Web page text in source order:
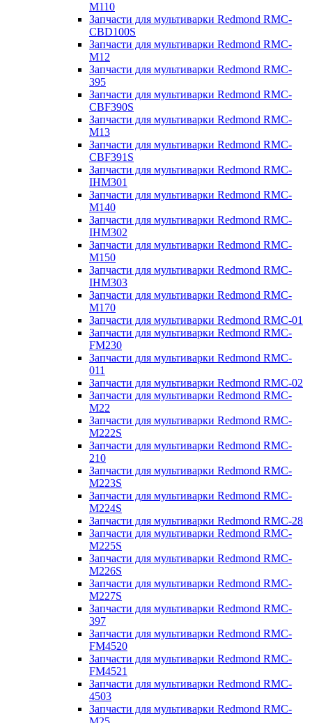
M110
Запчасти для мультиварки Redmond RMC-
CBD100S
Запчасти для мультиварки Redmond RMC-
M12
Запчасти для мультиварки Redmond RMC-
395
Запчасти для мультиварки Redmond RMC-
CBF390S
Запчасти для мультиварки Redmond RMC-
M13
Запчасти для мультиварки Redmond RMC-
CBF391S
Запчасти для мультиварки Redmond RMC-
IHM301
Запчасти для мультиварки Redmond RMC-
M140
Запчасти для мультиварки Redmond RMC-
IHM302
Запчасти для мультиварки Redmond RMC-
M150
Запчасти для мультиварки Redmond RMC-
IHM303
Запчасти для мультиварки Redmond RMC-
M170
Запчасти для мультиварки Redmond RMC-01
Запчасти для мультиварки Redmond RMC-
FM230
Запчасти для мультиварки Redmond RMC-
011
Запчасти для мультиварки Redmond RMC-02
Запчасти для мультиварки Redmond RMC-
M22
Запчасти для мультиварки Redmond RMC-
M222S
Запчасти для мультиварки Redmond RMC-
210
Запчасти для мультиварки Redmond RMC-
M223S
Запчасти для мультиварки Redmond RMC-
M224S
Запчасти для мультиварки Redmond RMC-28
Запчасти для мультиварки Redmond RMC-
M225S
Запчасти для мультиварки Redmond RMC-
M226S
Запчасти для мультиварки Redmond RMC-
M227S
Запчасти для мультиварки Redmond RMC-
397
Запчасти для мультиварки Redmond RMC-
FM4520
Запчасти для мультиварки Redmond RMC-
FM4521
Запчасти для мультиварки Redmond RMC-
4503
Запчасти для мультиварки Redmond RMC-